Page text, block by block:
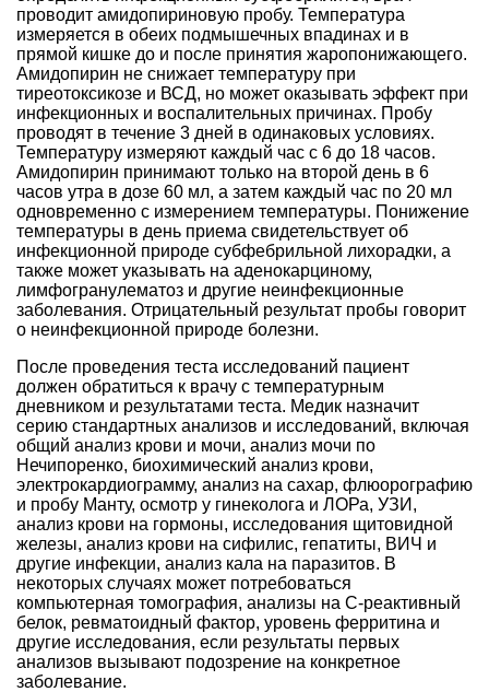
проводит амидопириновую пробу. Температура
измеряется в обеих подмышечных впадинах и в
прямой кишке до и после принятия жаропонижающего.
Амидопирин не снижает температуру при
тиреотоксикозе и ВСД, но может оказывать эффект при
инфекционных и воспалительных причинах. Пробу
проводят в течение 3 дней в одинаковых условиях.
Температуру измеряют каждый час с 6 до 18 часов.
Амидопирин принимают только на второй день в 6
часов утра в дозе 60 мл, а затем каждый час по 20 мл
одновременно с измерением температуры. Понижение
температуры в день приема свидетельствует об
инфекционной природе субфебрильной лихорадки, а
также может указывать на аденокарциному,
лимфогранулематоз и другие неинфекционные
заболевания. Отрицательный результат пробы говорит
о неинфекционной природе болезни.
После проведения теста исследований пациент
должен обратиться к врачу с температурным
дневником и результатами теста. Медик назначит
серию стандартных анализов и исследований, включая
общий анализ крови и мочи, анализ мочи по
Нечипоренко, биохимический анализ крови,
электрокардиограмму, анализ на сахар, флюорографию
и пробу Манту, осмотр у гинеколога и ЛОРа, УЗИ,
анализ крови на гормоны, исследования щитовидной
железы, анализ крови на сифилис, гепатиты, ВИЧ и
другие инфекции, анализ кала на паразитов. В
некоторых случаях может потребоваться
компьютерная томография, анализы на С-реактивный
белок, ревматоидный фактор, уровень ферритина и
другие исследования, если результаты первых
анализов вызывают подозрение на конкретное
заболевание.